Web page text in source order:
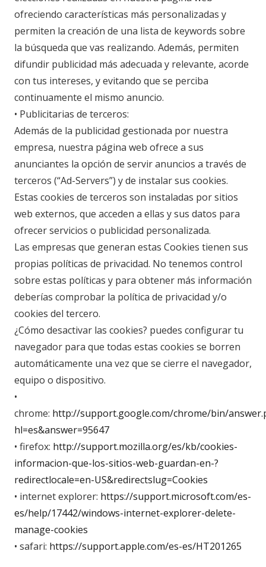
ofreciendo características más personalizadas y
permiten la creación de una lista de keywords sobre
la búsqueda que vas realizando. Además, permiten
difundir publicidad más adecuada y relevante, acorde
con tus intereses, y evitando que se perciba
continuamente el mismo anuncio.
• Publicitarias de terceros:
Además de la publicidad gestionada por nuestra
empresa, nuestra página web ofrece a sus
anunciantes la opción de servir anuncios a través de
terceros (“Ad-Servers”) y de instalar sus cookies.
Estas cookies de terceros son instaladas por sitios
web externos, que acceden a ellas y sus datos para
ofrecer servicios o publicidad personalizada.
Las empresas que generan estas Cookies tienen sus
propias políticas de privacidad. No tenemos control
sobre estas políticas y para obtener más información
deberías comprobar la política de privacidad y/o
cookies del tercero.
¿Cómo desactivar las cookies? puedes configurar tu
navegador para que todas estas cookies se borren
automáticamente una vez que se cierre el navegador,
equipo o dispositivo.
•
chrome: http://support.google.com/chrome/bin/
hl=es&answer=95647
• firefox: http://support.mozilla.org/es/kb/cookies-
informacion-que-los-sitios-web-guardan-en-?
redirectlocale=en-US&redirectslug=Cookies
• internet explorer: https://support.microsoft.com/es-
es/help/17442/windows-internet-explorer-delete-
manage-cookies
• safari: https://support.apple.com/es-es/HT201265